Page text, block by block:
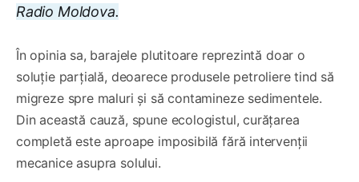
Radio Moldova.
În opinia sa, barajele plutitoare reprezintă doar o
soluție parțială, deoarece produsele petroliere tind să
migreze spre maluri și să contamineze sedimentele.
Din această cauză, spune ecologistul, curățarea
completă este aproape imposibilă fără intervenții
mecanice asupra solului.